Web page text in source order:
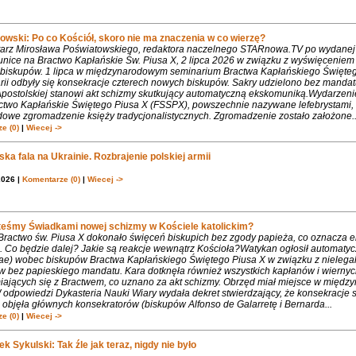
Po co Kościół, skoro nie ma znaczenia w co wierzę?
Mirosława Poświatowskiego, redaktora naczelnego STARnowa.TV po
na Bractwo Kapłańskie Św. Piusa X, 2 lipca 2026 w związku z
1 lipca w międzynarodowym seminarium Bractwa Kapłańskiego
odbyły się konsekracje czterech nowych biskupów. Sakry udzielono bez
stanowi akt schizmy skutkujący automatyczną
Kapłańskie Świętego Piusa X (FSSPX), powszechnie nazywane lefebrystami,
zgromadzenie księży tradycjonalistycznych. Zgromadzenie zostało
(0)| Wiecej ->
fala na Ukrainie. Rozbrajenie polskiej armii
| Komentarze (0)| Wiecej ->
Świadkami nowej schizmy w Kościele katolickim?
św. Piusa X dokonało święceń biskupich bez zgody papieża, co oznacza
Co będzie dalej? Jakie są reakcje wewnątrz Kościoła?Watykan ogłosił
wobec biskupów Bractwa Kapłańskiego Świętego Piusa X w związku z
bez papieskiego mandatu. Kara dotknęła również wszystkich kapłanów i
się z Bractwem, co uznano za akt schizmy. Obrzęd miał miejsce w
Dykasteria Nauki Wiary wydała dekret stwierdzający, że konsekracje
głównych konsekratorów (biskupów Alfonso de Galarretę i Bernarda...
(0)| Wiecej ->
Sykulski: Tak źle jak teraz, nigdy nie było